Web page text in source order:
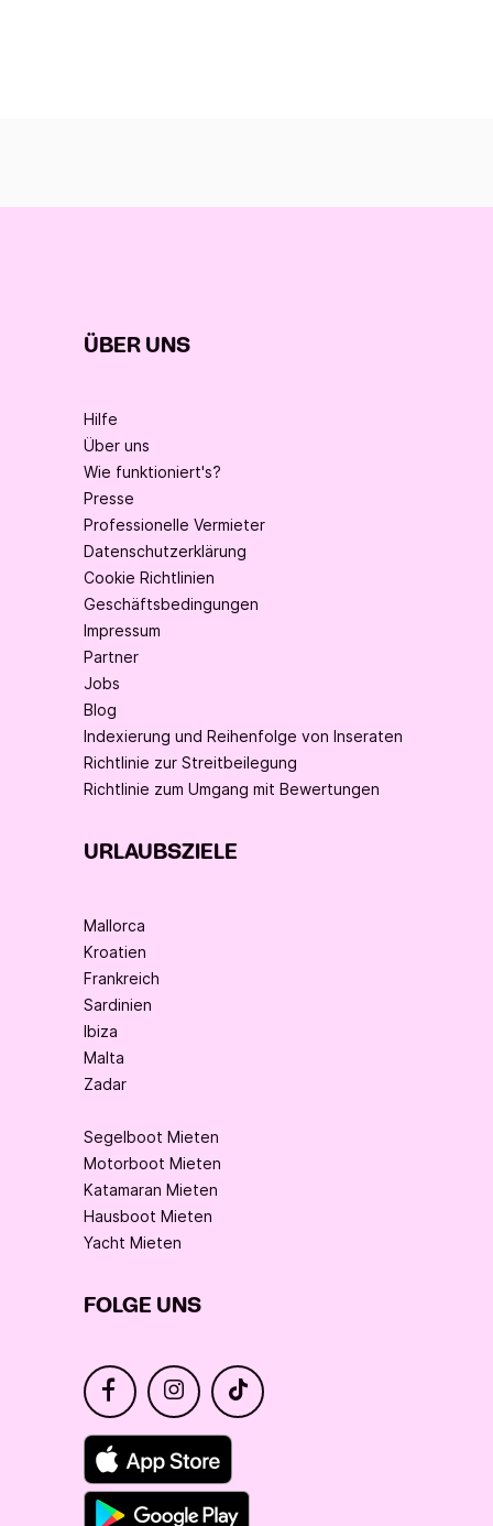
ÜBER UNS
Hilfe
Über uns
Wie funktioniert's?
Presse
Professionelle Vermieter
Datenschutzerklärung
Cookie Richtlinien
Geschäftsbedingungen
Impressum
Partner
Jobs
Blog
Indexierung und Reihenfolge von Inseraten
Richtlinie zur Streitbeilegung
Richtlinie zum Umgang mit Bewertungen
URLAUBSZIELE
Mallorca
Kroatien
Frankreich
Sardinien
Ibiza
Malta
Zadar
Segelboot Mieten
Motorboot Mieten
Katamaran Mieten
Hausboot Mieten
Yacht Mieten
FOLGE UNS